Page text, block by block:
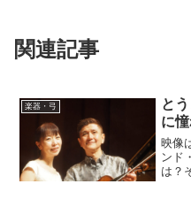
関連記事
楽器・弓
と
に
映像
ンド
は？